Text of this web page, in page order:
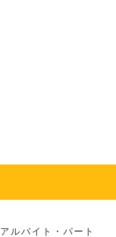
アルバイト・パート